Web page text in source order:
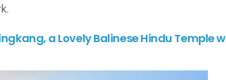
a Lovely Balinese Hindu Temple